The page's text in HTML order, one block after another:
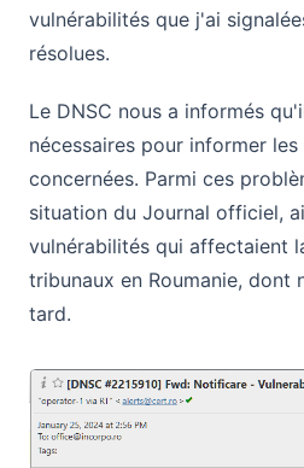
vulnérabilités que j'ai
résolues.
Le DNSC nous a informés
nécessaires pour informer
concernées. Parmi ces
situation du Journal officiel,
vulnérabilités qui affectaient
tribunaux en Roumanie, dont
tard.